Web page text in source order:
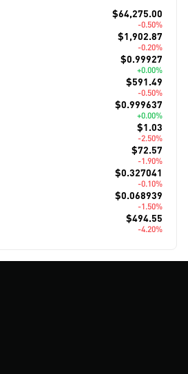
$64,275.00
-0.50%
$1,902.87
-0.20%
$0.99927
+0.00%
$591.49
-0.50%
$0.999637
+0.00%
$1.03
-2.50%
$72.57
-1.90%
$0.327041
-0.10%
$0.068939
-1.50%
$494.55
-4.20%